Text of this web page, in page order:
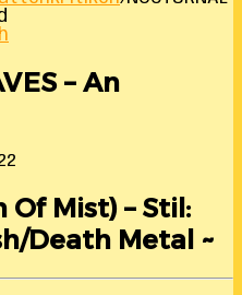
– An
Of Mist) – Stil:
Death Metal ~